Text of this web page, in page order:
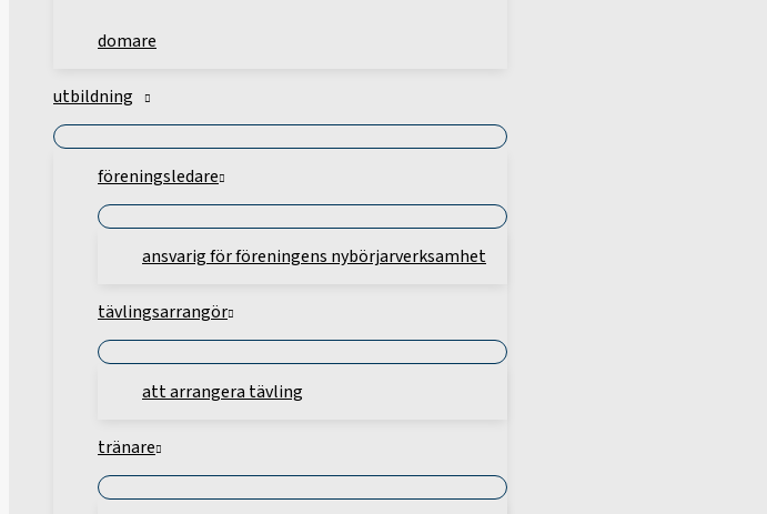
domare
utbildning
föreningsledare
ansvarig för föreningens nybörjarverksamhet
tävlingsarrangör
att arrangera tävling
tränare